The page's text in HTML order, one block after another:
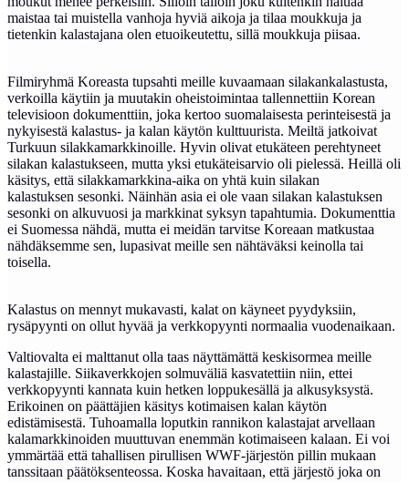
maistaa tai muistella vanhoja hyviä aikoja ja tilaa moukkuja ja
tietenkin kalastajana olen etuoikeutettu, sillä moukkuja piisaa.
Filmiryhmä Koreasta tupsahti meille kuvaamaan silakankalastusta,
verkoilla käytiin ja muutakin oheistoimintaa tallennettiin Korean
televisioon dokumenttiin, joka kertoo suomalaisesta perinteisestä ja
nykyisestä kalastus- ja kalan käytön kulttuurista. Meiltä jatkoivat
Turkuun silakkamarkkinoille. Hyvin olivat etukäteen perehtyneet
silakan kalastukseen, mutta yksi etukäteisarvio oli pielessä. Heillä oli
käsitys, että silakkamarkkina-aika on yhtä kuin silakan
kalastuksen sesonki. Näinhän asia ei ole vaan silakan kalastuksen
sesonki on alkuvuosi ja markkinat syksyn tapahtumia. Dokumenttia
ei Suomessa nähdä, mutta ei meidän tarvitse Koreaan matkustaa
nähdäksemme sen, lupasivat meille sen nähtäväksi keinolla tai
toisella.
Kalastus on mennyt mukavasti, kalat on käyneet pyydyksiin,
rysäpyynti on ollut hyvää ja verkkopyynti normaalia vuodenaikaan.
Valtiovalta ei malttanut olla taas näyttämättä keskisormea meille
kalastajille. Siikaverkkojen solmuväliä kasvatettiin niin, ettei
verkkopyynti kannata kuin hetken loppukesällä ja alkusyksystä.
Erikoinen on päättäjien käsitys kotimaisen kalan käytön
edistämisestä. Tuhoamalla loputkin rannikon kalastajat arvellaan
kalamarkkinoiden muuttuvan enemmän kotimaiseen kalaan. Ei voi
ymmärtää että tahallisen pirullisen WWF-järjestön pillin mukaan
tanssitaan päätöksenteossa. Koska havaitaan, että järjestö joka on